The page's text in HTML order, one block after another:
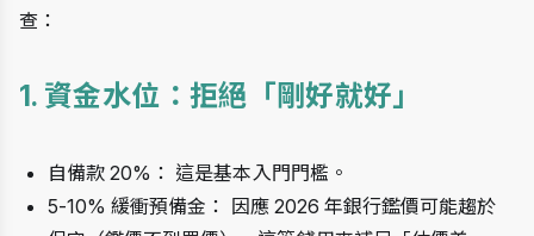
查：
1. 資金水位：拒絕「剛好就好」
自備款 20%： 這是基本入門門檻。
5-10% 緩衝預備金： 因應 2026 年銀行鑑價可能趨於